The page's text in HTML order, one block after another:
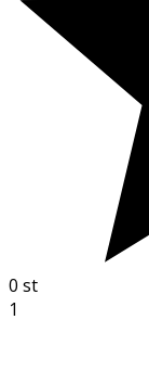
0 st
1